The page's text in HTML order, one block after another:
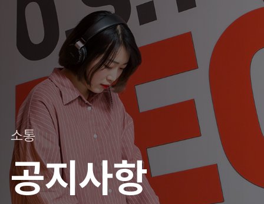
소통
공지사항